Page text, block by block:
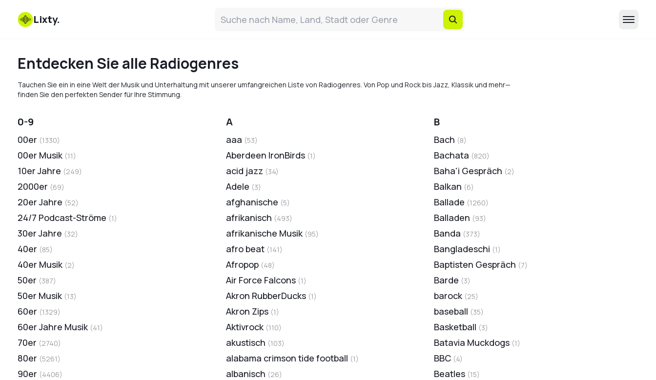
Lixty.
Entdecken Sie alle Radiogenres
Tauchen Sie ein in eine Welt der Musik und Unterhaltung mit unserer umfangreichen Liste von Radiogenres. Von Pop und Rock bis Jazz, Klassik und mehr—
finden Sie den perfekten Sender für Ihre Stimmung.
0-9
00er (1330)
00er Musik (11)
10er Jahre (249)
2000er (69)
20er Jahre (52)
24/7 Podcast-Ströme (1)
30er Jahre (32)
40er (85)
40er Musik (2)
50er (387)
50er Musik (13)
60er (1329)
60er Jahre Musik (41)
70er (2740)
80er (5261)
90er (4406)
A
aaa (53)
Aberdeen IronBirds (1)
acid jazz (34)
Adele (3)
afghanische (5)
afrikanisch (493)
afrikanische Musik (95)
afro beat (141)
Afropop (48)
Air Force Falcons (1)
Akron RubberDucks (1)
Akron Zips (1)
Aktivrock (110)
akustisch (103)
alabama crimson tide football (1)
albanisch (26)
B
Bach (8)
Bachata (820)
Baha'i Gespräch (2)
Balkan (6)
Ballade (1260)
Balladen (93)
Banda (373)
Bangladeschi (1)
Baptisten Gespräch (7)
Barde (3)
barock (25)
baseball (35)
Basketball (3)
Batavia Muckdogs (1)
BBC (4)
Beatles (15)